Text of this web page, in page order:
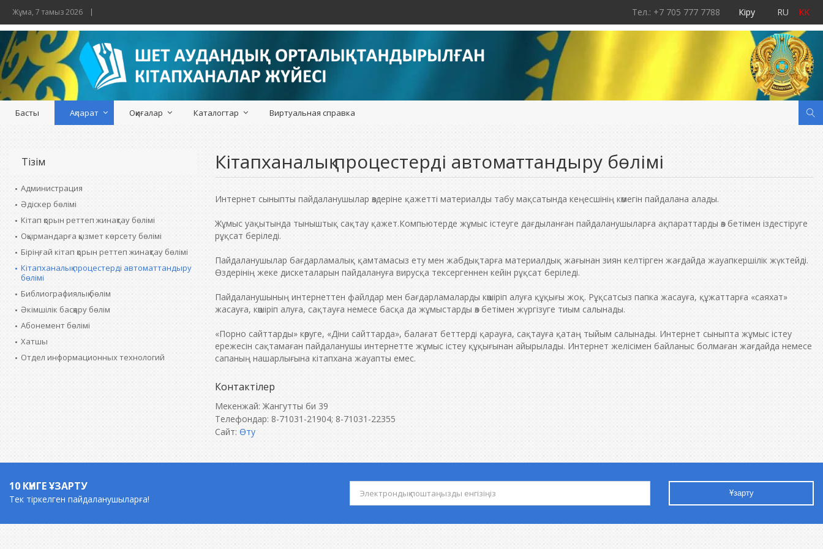
Жұма, 7 тамыз 2026 Тел.: +7 705 777 7788 Кіру RU KK
Басты Ақпарат Оқиғалар Каталогтар Виртуальная справка
Кітапханалық процестерді автоматтандыру бөлімі
Интернет сыныпты пайдаланушылар өздеріне қажетті материалды табу мақсатында кеңесшінің көмегін пайдалана алады.
Жұмыс уақытында тыныштық сақтау қажет.Компьютерде жұмыс істеуге дағдыланған пайдаланушыларға ақпараттарды өз бетімен іздестіруге
рұқсат беріледі.
Пайдаланушылар бағдарламалық қамтамасыз ету мен жабдықтарға материалдық жағынан зиян келтірген жағдайда жауапкершілік жүктейді.
Өздерінің жеке дискеталарын пайдалануға вирусқа тексергеннен кейін рұқсат беріледі.
Пайдаланушының интернеттен файлдар мен бағдарламаларды көшіріп алуға құқығы жоқ. Рұқсатсыз папка жасауға, құжаттарға «саяхат»
жасауға, көшіріп алуға, сақтауға немесе басқа да жұмыстарды өз бетімен жүргізуге тиым салынады.
«Порно сайттарды» көруге, «Діни сайттарда», балағат беттерді қарауға, сақтауға қатаң тыйым салынады. Интернет сыныпта жұмыс істеу
ережесін сақтамаған пайдаланушы интернетте жұмыс істеу құқығынан айырылады. Интернет желісімен байланыс болмаған жағдайда немесе
сапаның нашарлығына кітапхана жауапты емес.
Контактілер
Мекенжай: Жангутты би 39
Телефондар: 8-71031-21904; 8-71031-22355
Сайт: Өту
Тізім
Администрация
Әдіскер бөлімі
Кітап қорын реттеп жинақтау бөлімі
Оқырмандарға қызмет көрсету бөлімі
Біріңғай кітап қорын реттеп жинақтау бөлімі
Кітапханалық процестерді автоматтандыру
бөлімі
Библиографиялық бөлім
Әкімшілік басқару бөлім
Абонемент бөлімі
Хатшы
Отдел информационных технологий
10 КҮНГЕ ҰЗАРТУ
Тек тіркелген пайдаланушыларға!
Ұзарту